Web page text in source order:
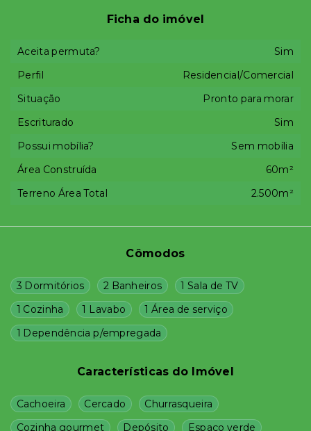
Cômodos
3 Dormitórios 2 Banheiros
1 Sala de TV
1 Cozinha
1 Lavabo
1 Área de serviço
1 Dependência p/empregada
Características do Imóvel
Cachoeira Cercado
Churrasqueira
Cozinha gourmet
Depósito
Espaço verde
Ficha do imóvel
Aceita permuta?
Sim
Perfil
Residencial/Comercial
Situação
Pronto para morar
Escriturado
Sim
Possui mobília?
Sem mobília
Área Construída
60m²
Terreno Área Total
2.500m²